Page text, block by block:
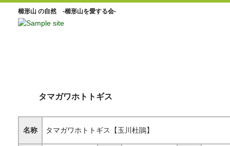
櫛形山 の自然 -櫛形山を愛する会-
タマガワホトトギス
名称 タマガワホトトギス【玉川杜鵑】